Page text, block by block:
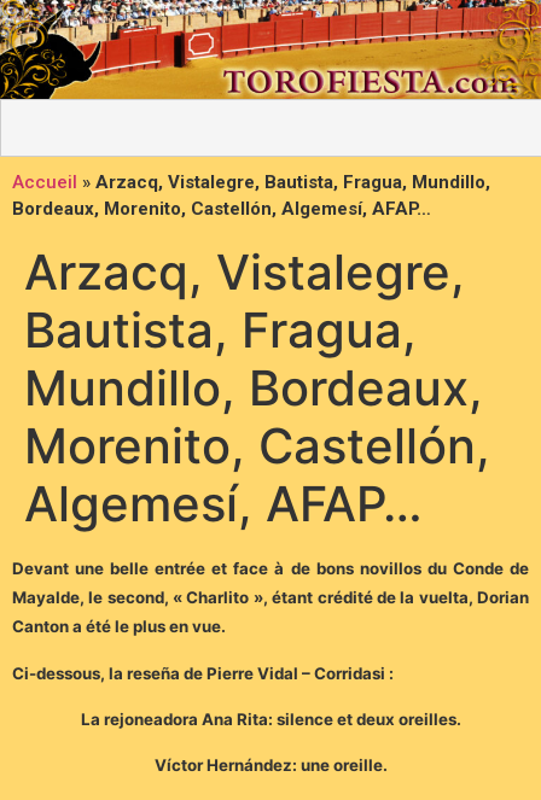
Accueil » Arzacq, Vistalegre, Bautista, Fragua, Mundillo,
Bordeaux, Morenito, Castellón, Algemesí, AFAP…
Arzacq, Vistalegre,
Bautista, Fragua,
Mundillo, Bordeaux,
Morenito, Castellón,
Algemesí, AFAP…
Devant une belle entrée et face à de bons novillos du Conde de
Mayalde, le second, « Charlito », étant crédité de la vuelta, Dorian
Canton a été le plus en vue.
Ci-dessous, la reseña de Pierre Vidal – Corridasi :
La rejoneadora Ana Rita: silence et deux oreilles.
Víctor Hernández: une oreille.